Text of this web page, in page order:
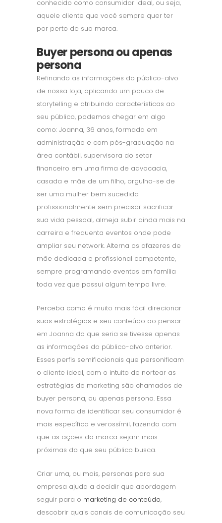
conhecido como consumidor ideal, ou seja,
aquele cliente que você sempre quer ter
por perto de sua marca.
Buyer persona ou apenas
persona
Refinando as informações do público-alvo
de nossa loja, aplicando um pouco de
storytelling e atribuindo características ao
seu público, podemos chegar em algo
como: Joanna, 36 anos, formada em
administração e com pós-graduação na
área contábil, supervisora do setor
financeiro em uma firma de advocacia,
casada e mãe de um filho, orgulha-se de
ser uma mulher bem sucedida
profissionalmente sem precisar sacrificar
sua vida pessoal, almeja subir ainda mais na
carreira e frequenta eventos onde pode
ampliar seu network. Alterna os afazeres de
mãe dedicada e profissional competente,
sempre programando eventos em família
toda vez que possui algum tempo livre.
Perceba como é muito mais fácil direcionar
suas estratégias e seu conteúdo ao pensar
em Joanna do que seria se tivesse apenas
as informações do público-alvo anterior.
Esses perfis semificcionais que personificam
o cliente ideal, com o intuito de nortear as
estratégias de marketing são chamados de
buyer persona, ou apenas persona. Essa
nova forma de identificar seu consumidor é
mais específica e verossímil, fazendo com
que as ações da marca sejam mais
próximas do que seu público busca.
Criar uma, ou mais, personas para sua
empresa ajuda a decidir que abordagem
seguir para o marketing de conteúdo,
descobrir quais canais de comunicação seu